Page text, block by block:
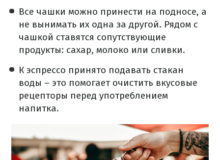
Все чашки можно принести на подносе, а
не вынимать их одна за другой. Рядом с
чашкой ставятся сопутствующие
продукты: сахар, молоко или сливки.
К эспрессо принято подавать стакан
воды – это помогает очистить вкусовые
рецепторы перед употреблением
напитка.